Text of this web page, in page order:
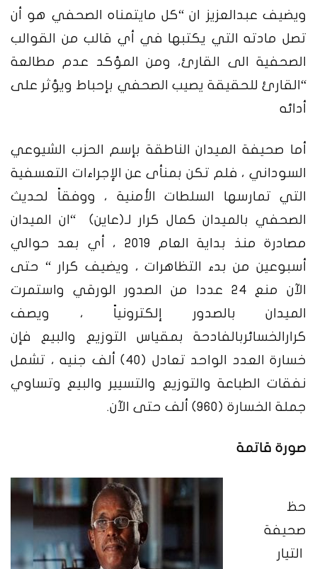
ويضيف عبدالعزيز ان “كل مايتمناه الصحفي هو أن
تصل مادته التي يكتبها في أي قالب من القوالب
الصحفية الى القارئ، ومن المؤكد عدم مطالعة
“القارئ للحقيقة يصيب الصحفي بإحباط ويؤثر على
أدائه
أما صحيفة الميدان الناطقة بإسم الحزب الشيوعي
السوداني ، فلم تكن بمنأى عن الإجراءات التعسفية
التي تمارسها السلطات الأمنية ، ووفقاً لحديث
الصحفي بالميدان كمال كرار لـ(عاين) “ان الميدان
مصادرة منذ بداية العام 2019 ، أي بعد حوالي
أسبوعين من بدء التظاهرات ، ويضيف كرار “ حتى
الآن منع 24 عددا من الصدور الورقي واستمرت
الميدان بالصدور إلكترونياً ، ويصف
كرارالخسائربالفادحة بمقياس التوزيع والبيع فإن
خسارة العدد الواحد تعادل (40) ألف جنيه ، تشمل
نفقات الطباعة والتوزيع والتسيير والبيع وتساوي
جملة الخسارة (960) ألف حتى الآن.
صورة قاتمة
حظ
صحيفة
التيار